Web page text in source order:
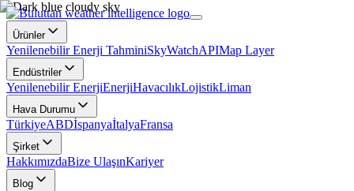
Ürünler
Yenilenebilir Enerji TahminiSkyWatchAPIMap Layer
Endüstriler
Yenilenebilir EnerjiEnerjiHavacılıkLojistikLiman
Hava Durumu
TürkiyeABDİspanyaİtalyaFransa
Şirket
HakkımızdaBize UlaşınKariyer
Blog